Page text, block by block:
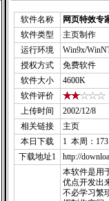
软件名称
网页特效专
软件类型
主页制作
运行环境
Win9x/
授权方式
免费软件
软件大小
4600K
软件评价
上传时间
2002/12/8
相关链接
主页
本日下载
1 本周：
下载地址1
http://
本软件是用
优点开发出
不必学习繁